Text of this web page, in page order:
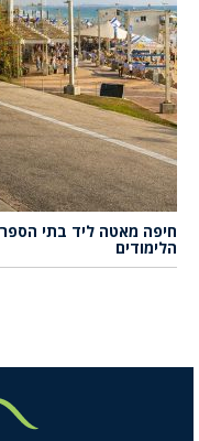
חיפה מאטה ליד בתי
הלימודים